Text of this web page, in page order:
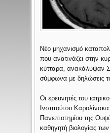
Νέο μηχανισμό
που ανατινάζει στην
κύτταρα, ανακάλυψαν
σύμφωνα με δηλώσεις
Οι ερευνητές του
Ινστιτούτου
Πανεπιστημίου της
καθηγητή βιολογίας